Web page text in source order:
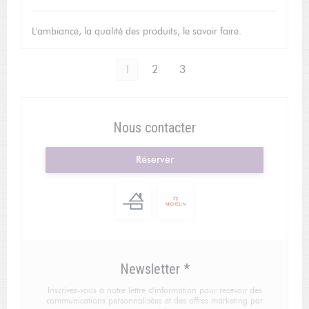
L'ambiance, la qualité des produits, le savoir faire.
1 2 3
Nous contacter
Réserver
Newsletter *
Inscrivez-vous à notre lettre d'information pour recevoir des
communications personnalisées et des offres marketing par